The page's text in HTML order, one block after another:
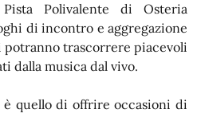
Polivalente di Osteria
di incontro e aggregazione
trascorrere piacevoli
dalla musica dal vivo.
è quello di offrire occasioni di